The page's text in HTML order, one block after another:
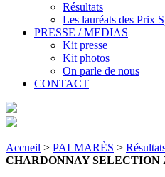
Résultats
Les lauréats des Prix
PRESSE / MEDIAS
Kit presse
Kit photos
On parle de nous
CONTACT
Accueil > PALMARÈS >
CHARDONNAY SELECTION